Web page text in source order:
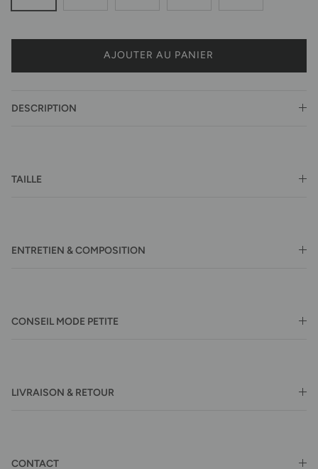
AJOUTER AU PANIER
DESCRIPTION
TAILLE
ENTRETIEN & COMPOSITION
CONSEIL MODE PETITE
LIVRAISON & RETOUR
CONTACT